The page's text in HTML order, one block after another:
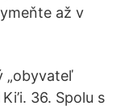
až v
„obyvateľ
36. Spolu s